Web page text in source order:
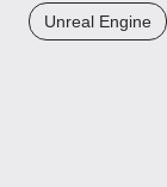
Unreal Engine